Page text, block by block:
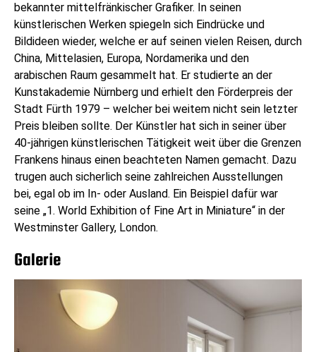
bekannter mittelfränkischer Grafiker. In seinen
künstlerischen Werken spiegeln sich Eindrücke und
Bildideen wieder, welche er auf seinen vielen Reisen, durch
China, Mittelasien, Europa, Nordamerika und den
arabischen Raum gesammelt hat. Er studierte an der
Kunstakademie Nürnberg und erhielt den Förderpreis der
Stadt Fürth 1979 – welcher bei weitem nicht sein letzter
Preis bleiben sollte. Der Künstler hat sich in seiner über
40-jährigen künstlerischen Tätigkeit weit über die Grenzen
Frankens hinaus einen beachteten Namen gemacht. Dazu
trugen auch sicherlich seine zahlreichen Ausstellungen
bei, egal ob im In- oder Ausland. Ein Beispiel dafür war
seine „1. World Exhibition of Fine Art in Miniature“ in der
Westminster Gallery, London.
Galerie